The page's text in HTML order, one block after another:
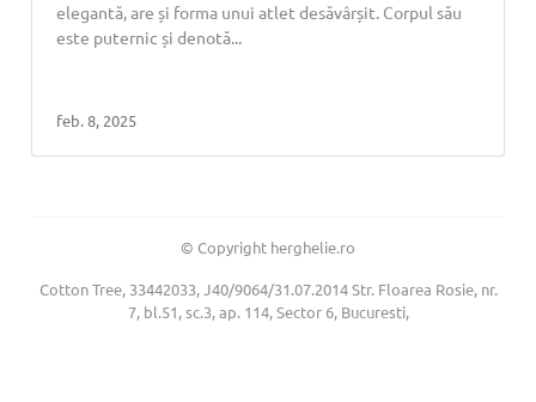
elegantă, are și forma unui atlet desăvârșit. Corpul său
este puternic și denotă...
feb. 8, 2025
© Copyright herghelie.ro
Cotton Tree, 33442033, J40/9064/31.07.2014 Str. Floarea Rosie, nr.
7, bl.51, sc.3, ap. 114, Sector 6, Bucuresti,